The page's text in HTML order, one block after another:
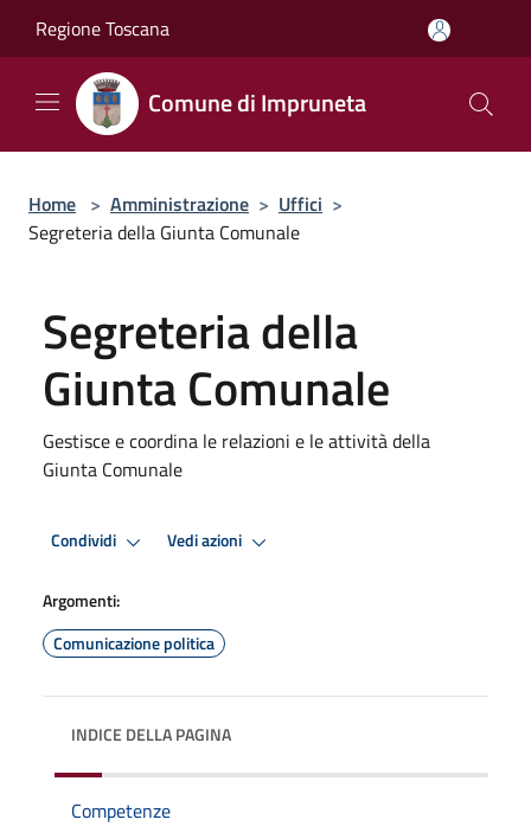
Regione Toscana
Comune di Impruneta
Home > Amministrazione > Uffici >
Segreteria della Giunta Comunale
Segreteria della
Giunta Comunale
Gestisce e coordina le relazioni e le attività della
Giunta Comunale
Condividi Vedi azioni
Argomenti:
Comunicazione politica
INDICE DELLA PAGINA
Competenze